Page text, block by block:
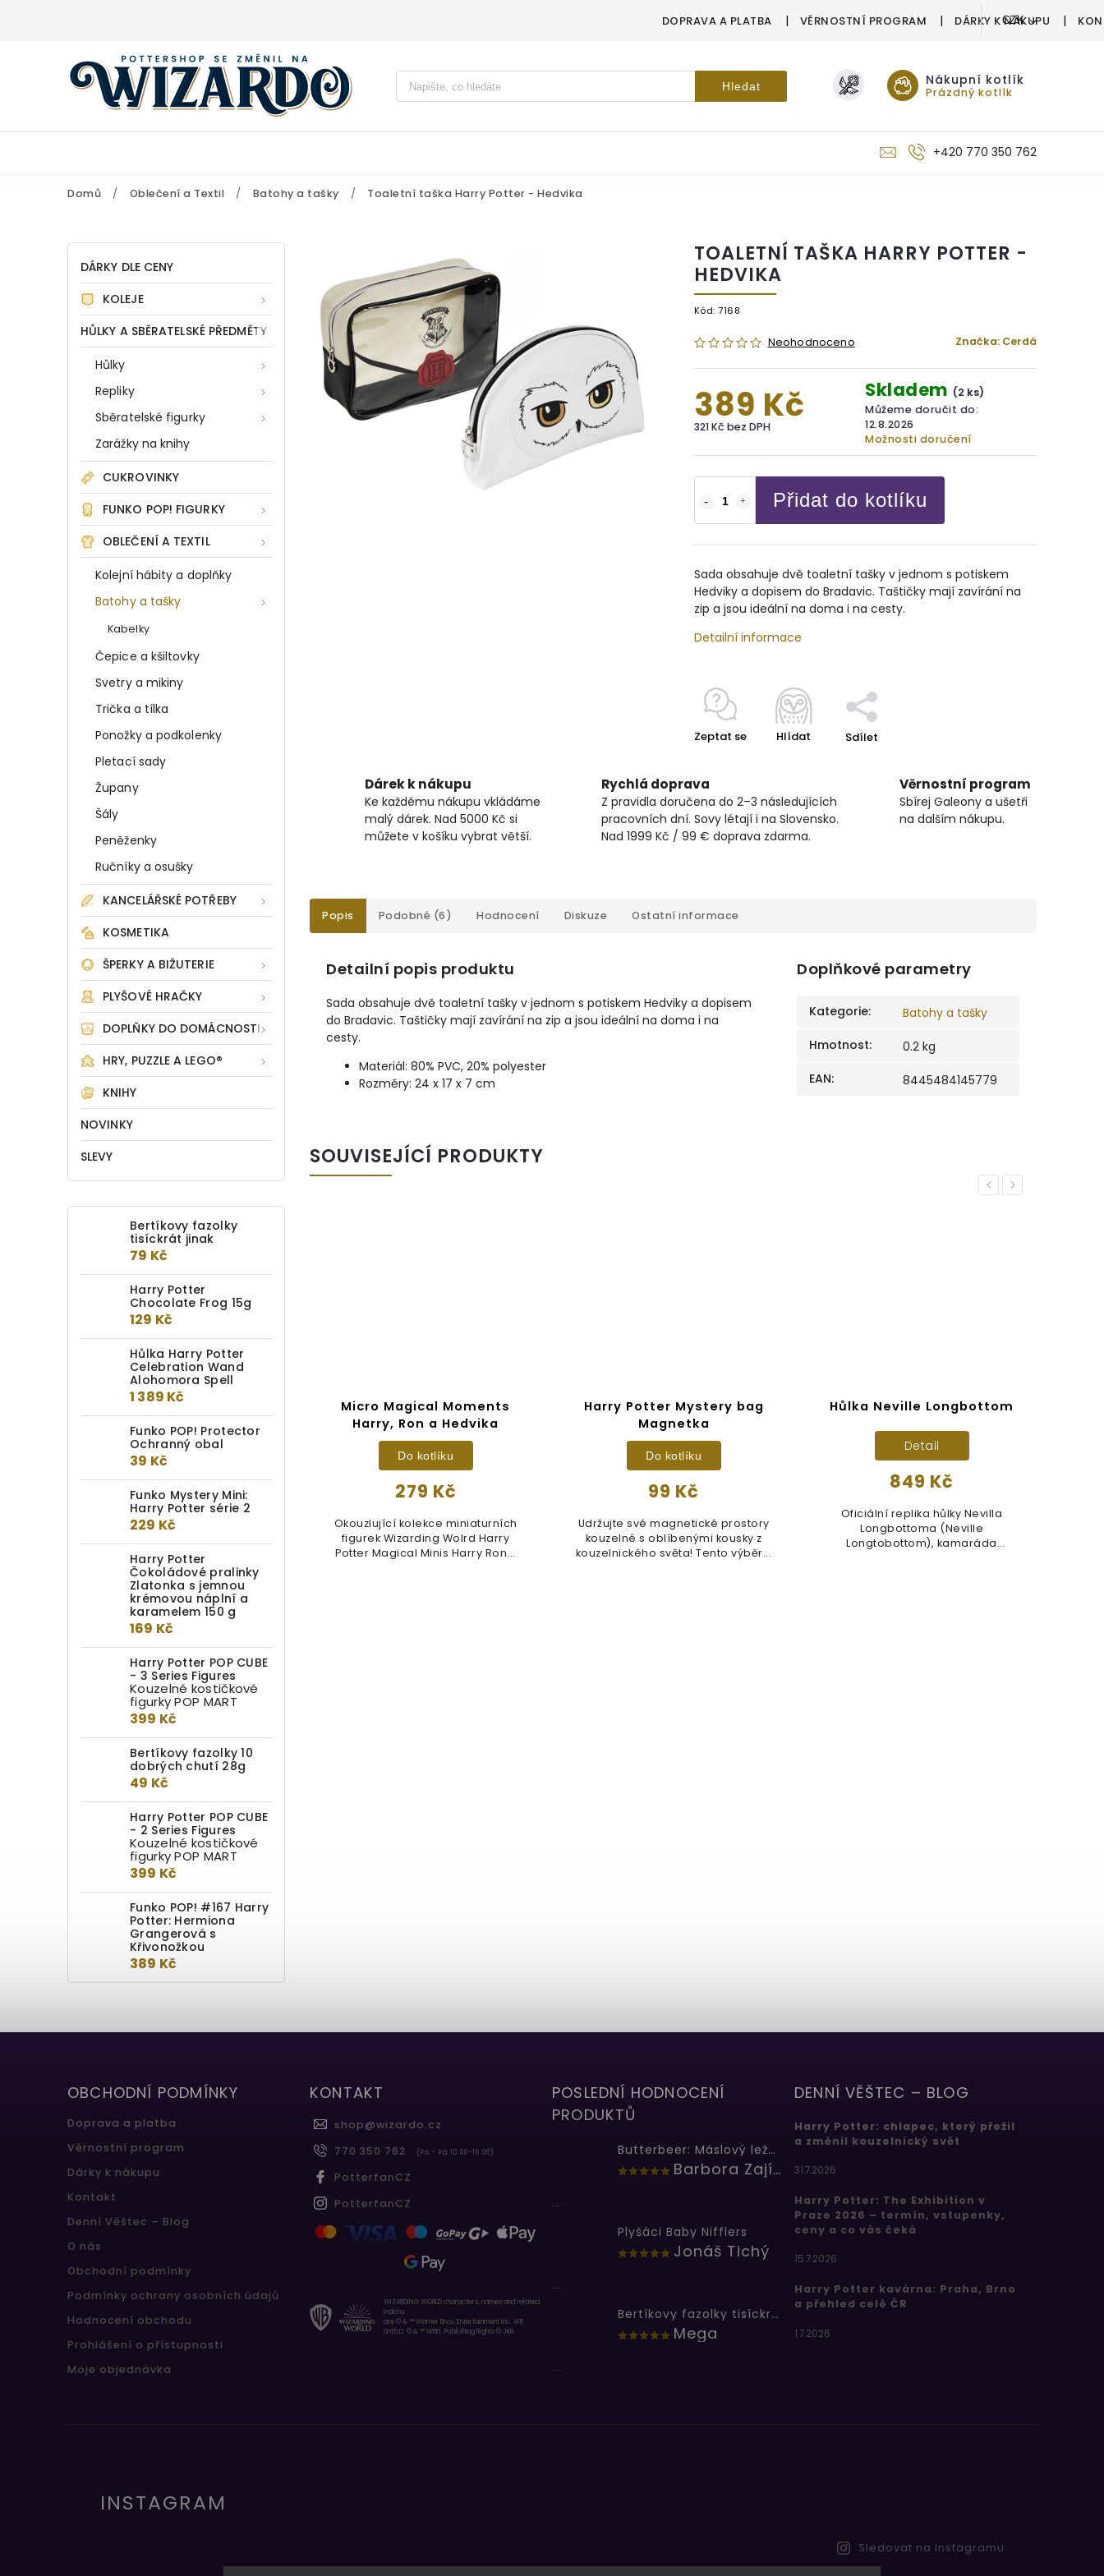
DOPRAVA A PLATBA VĚRNOSTNÍ PROGRAM DÁRKY K NÁKUPU
CZK
Vyhledávání Hledat Nákupní kotlík
Prázdný kotlík
+420 770 350 762
Domů / Oblečení a Textil / Batohy a tašky / Toaletní taška Harry Potter - Hedvika
DÁRKY DLE CENY
KOLEJE
HŮLKY A SBĚRATELSKÉ PŘEDMĚTY
Hůlky
Repliky
Sběratelské figurky
Zarážky na knihy
CUKROVINKY
FUNKO POP! FIGURKY
OBLEČENÍ A TEXTIL
Kolejní hábity a doplňky
Batohy a tašky
Kabelky
Čepice a kšiltovky
Svetry a mikiny
Trička a tílka
Ponožky a podkolenky
Pletací sady
Župany
Šály
Peněženky
Ručníky a osušky
KANCELÁŘSKÉ POTŘEBY
KOSMETIKA
ŠPERKY A BIŽUTERIE
PLYŠOVÉ HRAČKY
DOPLŇKY DO DOMÁCNOSTI
HRY, PUZZLE A LEGO®
KNIHY
NOVINKY
SLEVY
Bertíkovy fazolky
tisíckrát jinak
79 Kč
Harry Potter
Chocolate Frog 15g
129 Kč
Hůlka Harry Potter
Celebration Wand
Alohomora Spell
1 389 Kč
Funko POP! Protector
Ochranný obal
39 Kč
Funko Mystery Mini:
Harry Potter série 2
229 Kč
Harry Potter
Čokoládové pralinky
Zlatonka s jemnou
krémovou náplní a
karamelem 150 g
169 Kč
Harry Potter POP CUBE
- 3 Series Figures
Kouzelné kostičkové
figurky POP MART
399 Kč
Bertíkovy fazolky 10
dobrých chutí 28g
49 Kč
Harry Potter POP CUBE
- 2 Series Figures
Kouzelné kostičkové
figurky POP MART
399 Kč
Funko POP! #167 Harry
Potter: Hermiona
Grangerová s
Křivonožkou
389 Kč
TOALETNÍ TAŠKA HARRY POTTER -
HEDVIKA
Kód: 7168
Neohodnoceno Značka: Cerdá
389 Kč
321 Kč bez DPH
Skladem (2 ks)
Můžeme doručit do:
12.8.2026
Možnosti doručení
Přidat do kotlíku
Sada obsahuje dvě toaletní tašky v jednom s potiskem
Hedviky a dopisem do Bradavic. Taštičky mají zavírání na
zip a jsou ideální na doma i na cesty.
Detailní informace
Zeptat se Hlídat Sdílet
Dárek k nákupu
Ke každému nákupu vkládáme
malý dárek. Nad 5000 Kč si
můžete v košíku vybrat větší.
Rychlá doprava
Z pravidla doručena do 2–3 následujících
pracovních dní. Sovy létají i na Slovensko.
Nad 1999 Kč / 99 € doprava zdarma.
Věrnostní program
Sbírej Galeony a ušetři
na dalším nákupu.
Popis Podobné (6) Hodnocení Diskuze Ostatní informace
Detailní popis produktu
Sada obsahuje dvě toaletní tašky v jednom s potiskem Hedviky a dopisem
do Bradavic. Taštičky mají zavírání na zip a jsou ideální na doma i na
cesty.
Materiál: 80% PVC, 20% polyester
Rozměry: 24 x 17 x 7 cm
Doplňkové parametry
Kategorie:
Batohy a tašky
Hmotnost:
0.2 kg
EAN: 8445484145779
SOUVISEJÍCÍ PRODUKTY
Previous
EXKLUZIVNĚ
Hůlka Harry Potter:
Havraspár maskot
1 699 Kč
Do kotlíku
Hůlka inspirována koleji Roweny z
Mascot Wand připomíná
podobu...
Micro Magical Moments
Harry, Ron a Hedvika
279 Kč
Do kotlíku
Okouzlující kolekce miniaturních
figurek Wizarding Wolrd Harry
Potter Magical Minis Harry Ron...
Harry Potter Mystery bag
Magnetka
99 Kč
Do kotlíku
Udržujte své magnetické prostory
kouzelné s oblíbenými kousky z
kouzelnického světa! Tento výběr...
Hůlka Neville Longbottom
849 Kč
Detail
Oficiální replika hůlky Nevilla
Longbottoma (Neville
Longtobottom), kamaráda
Next
OBCHODNÍ PODMÍNKY
Doprava a platba
Věrnostní program
Dárky k nákupu
Kontakt
Denní Věštec – Blog
O nás
Obchodní podmínky
Podmínky ochrany osobních údajů
Hodnocení obchodu
Prohlášení o přístupnosti
Moje objednávka
KONTAKT
shop@wizardo.cz
770 350 762
(Po - Pá 10.00-16.00)
PotterfanCZ
PotterfanCZ
WIZARDING WORLD characters, names and related
indicia
are © & ™ Warner Bros. Entertainment Inc. WB
SHIELD: © & ™ WBEI. Publishing Rights © JKR.
POSLEDNÍ HODNOCENÍ
PRODUKTŮ
Butterbeer: Máslový ležák
Barbora Zajícová
...
Plyšáci Baby Nifflers
Jonáš Tichý
...
Bertíkovy fazolky tisíckrát jinak
Mega
...
DENNÍ VĚŠTEC – BLOG
Harry Potter: chlapec, který přežil
a změnil kouzelnický svět
31.7.2026
Harry Potter: The Exhibition v
Praze 2026 – termín, vstupenky,
ceny a co vás čeká
15.7.2026
Harry Potter kavárna: Praha, Brno
a přehled celé ČR
1.7.2026
INSTAGRAM
Sledovat na Instagramu